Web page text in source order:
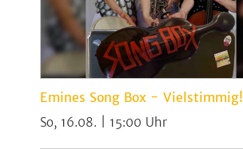
Emines Song Box - Vielstimmig!
So, 16.08. | 15:00